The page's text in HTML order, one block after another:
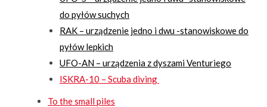
do pyłów suchych
RAK – urządzenie jedno i dwu -stanowiskowe do
pyłów lepkich
UFO-AN – urządzenia z dyszami Venturiego
ISKRA-10 – Scuba diving
To the small piles